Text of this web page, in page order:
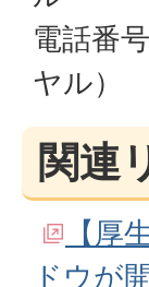
電話番
ヤル）
関連
【厚
ドウが